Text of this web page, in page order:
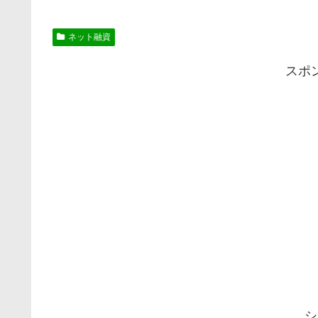
ネット融資
スポ